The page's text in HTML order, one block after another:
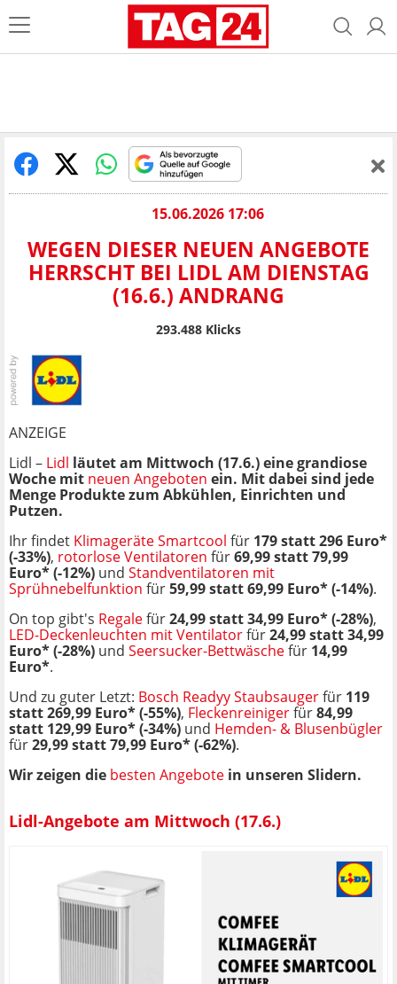
15.06.2026 17:06
WEGEN DIESER NEUEN ANGEBOTE
HERRSCHT BEI LIDL AM DIENSTAG
(16.6.) ANDRANG
293.488 Klicks
ANZEIGE
Lidl – Lidl läutet am Mittwoch (17.6.) eine grandiose
Woche mit neuen Angeboten ein. Mit dabei sind jede
Menge Produkte zum Abkühlen, Einrichten und
Putzen.
Ihr findet Klimageräte Smartcool für 179 statt 296 Euro*
(-33%), rotorlose Ventilatoren für69,99 statt 79,99
Euro* (-12%) und Standventilatoren mit
Sprühnebelfunktion für59,99 statt 69,99 Euro* (-14%).
On top gibt's Regalefür24,99 statt 34,99 Euro* (-28%),
LED-Deckenleuchten mit Ventilatorfür24,99 statt 34,99
Euro* (-28%) und Seersucker-Bettwäschefür 14,99
Euro*.
Und zu guter Letzt: Bosch Readyy Staubsaugerfür 119
statt 269,99 Euro* (-55%), Fleckenreinigerfür84,99
statt 129,99 Euro* (-34%) und Hemden- & Blusenbügler
für29,99 statt 79,99 Euro* (-62%).
Wir zeigen die besten Angebote in unseren Slidern.
Lidl-Angebote am Mittwoch (17.6.)